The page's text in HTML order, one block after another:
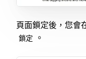
頁面鎖定後，您會
鎖定
。